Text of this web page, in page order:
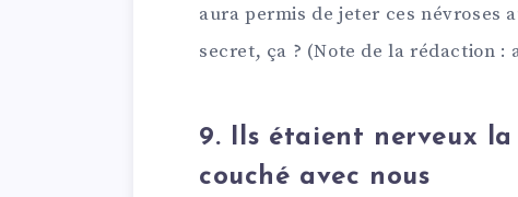
aura permis de jeter ces névroses
secret, ça ? (Note de la rédaction
9. Ils étaient nerveux
couché avec nous